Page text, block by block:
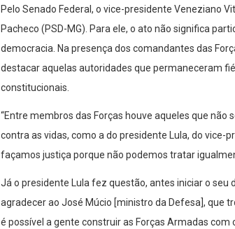
Pelo Senado Federal, o vice-presidente Veneziano
Pacheco (PSD-MG). Para ele, o ato não significa
democracia. Na presença dos comandantes das
destacar aquelas autoridades que permaneceram
constitucionais.
“Entre membros das Forças houve aqueles que
contra as vidas, como a do presidente Lula, do vice-
façamos justiça porque não podemos tratar
Já o presidente Lula fez questão, antes iniciar o seu
agradecer ao José Múcio [ministro da Defesa], que
é possível a gente construir as Forças Armadas com